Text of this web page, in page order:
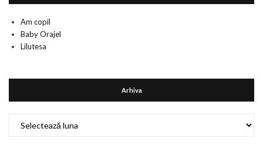
Am copil
Baby Orajel
Lilutesa
Arhiva